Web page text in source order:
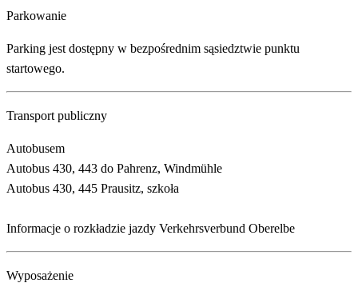
Parkowanie
Parking jest dostępny w bezpośrednim sąsiedztwie punktu
startowego.
Transport publiczny
Autobusem
Autobus 430, 443 do Pahrenz, Windmühle
Autobus 430, 445 Prausitz, szkoła
Informacje o rozkładzie jazdy Verkehrsverbund Oberelbe
Wyposażenie